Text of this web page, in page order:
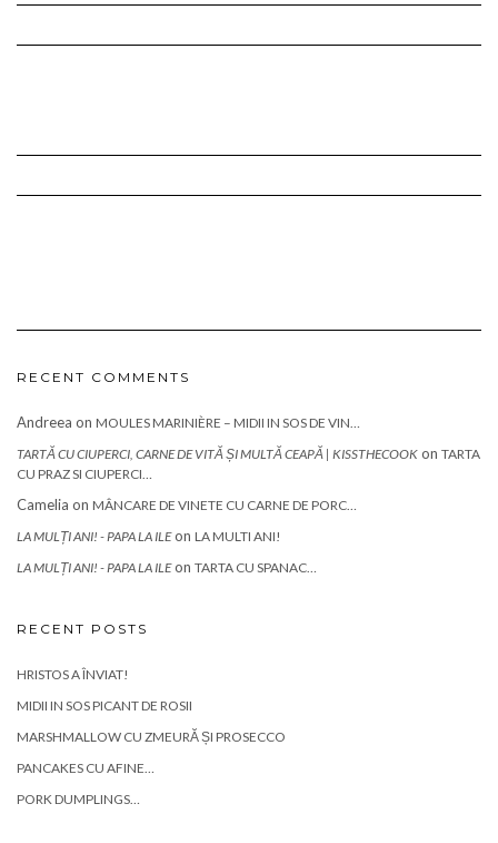
RECENT COMMENTS
Andreea on MOULES MARINIÈRE – MIDII IN SOS DE VIN…
TARTĂ CU CIUPERCI, CARNE DE VITĂ ȘI MULTĂ CEAPĂ | KISSTHECOOK on TARTA
CU PRAZ SI CIUPERCI…
Camelia on MÂNCARE DE VINETE CU CARNE DE PORC…
LA MULȚI ANI! - PAPA LA ILEon LA MULTI ANI!
LA MULȚI ANI! - PAPA LA ILEon TARTA CU SPANAC…
RECENT POSTS
HRISTOS A ÎNVIAT!
MIDII IN SOS PICANT DE ROSII
MARSHMALLOW CU ZMEURĂ ȘI PROSECCO
PANCAKES CU AFINE…
PORK DUMPLINGS…